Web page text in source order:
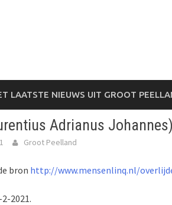
LAATSTE NIEUWS UIT GROOT
Adrianus
Groot Peelland
bron http://www.mensenlinq.nl/
2021.